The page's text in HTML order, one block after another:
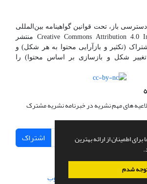
اطمینان از ارائه بهترین
شدم
باز، تحت قوانین گواهینامه بین‌المللی
Creative Commons Attribution 4.0 International License منتشر
(تکثیر و بازآرایی محتوا به هر شکل) و
تغییر شکل و بازسازی بر اساس محتوا) را
های مهم نشریه در خبرنامه نشریه مشترک
اشتراک
علمی.طراحی و پیاده سازی از سیناوب